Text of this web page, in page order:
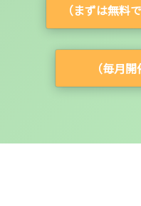
（まずは無料
（毎月